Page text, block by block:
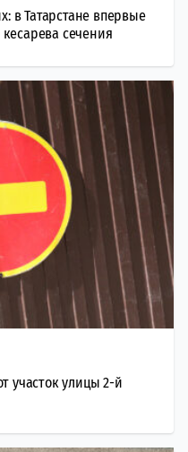
в Татарстане впервые
сечения
участок улицы 2-й